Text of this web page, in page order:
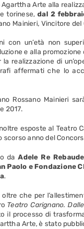
Arte alla
torinese,dal 2
Mainieri, Vincitore
con un’età non
e alla
realizzazione di
affermati che lo
Rossano Mainieri
2017.
esposte al Teatro
scorso anno del
daAdele Re
Paolo e Fondazione
.
che per
Teatro Carignano.
il processo di
Arte, è stato